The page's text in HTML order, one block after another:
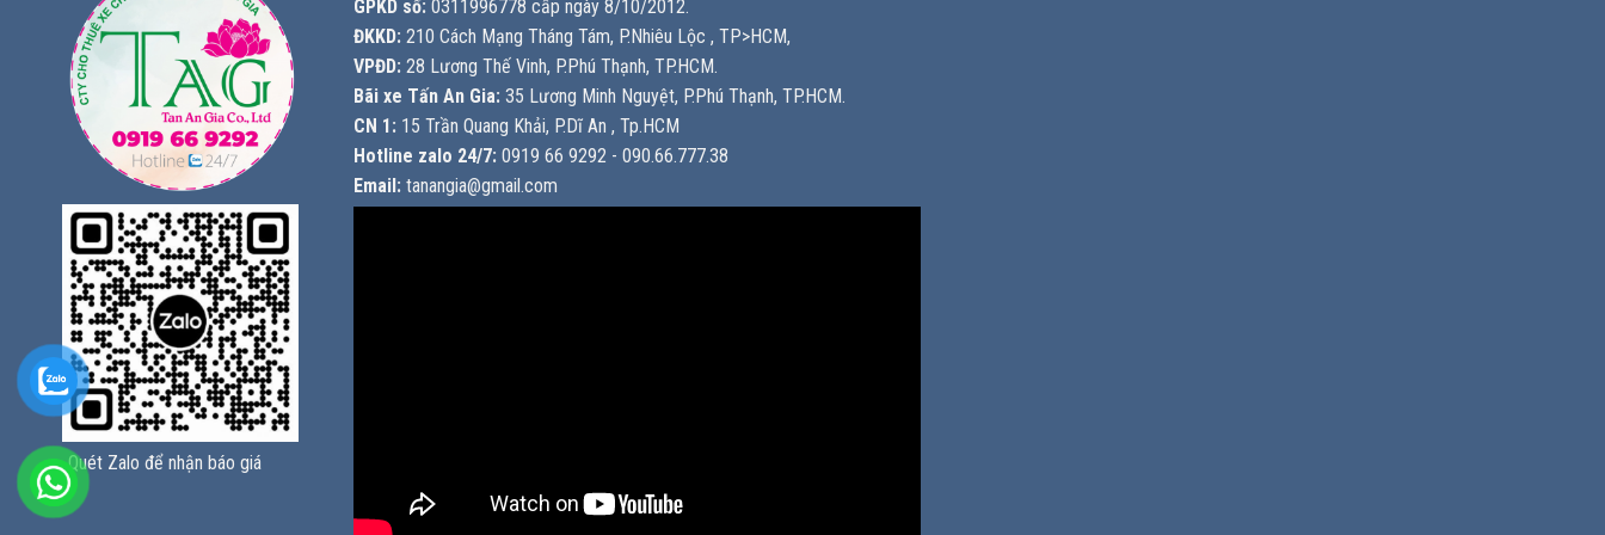
Quét Zalo để nhận báo giá
GPKD số: 0311996778 cấp ngày 8/10/2012.
ĐKKD: 210 Cách Mạng Tháng Tám, P.Nhiêu Lộc , TP>HCM,
VPĐD: 28 Lương Thế Vinh, P.Phú Thạnh, TP.HCM.
Bãi xe Tấn An Gia: 35 Lương Minh Nguyệt, P.Phú Thạnh, TP.HCM.
CN 1: 15 Trần Quang Khải, P.Dĩ An , Tp.HCM
Hotline zalo 24/7: 0919 66 9292 - 090.66.777.38
Email: tanangia@gmail.com